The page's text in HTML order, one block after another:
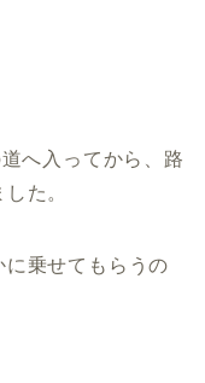
へ入ってから、路
た。
乗せてもらうの